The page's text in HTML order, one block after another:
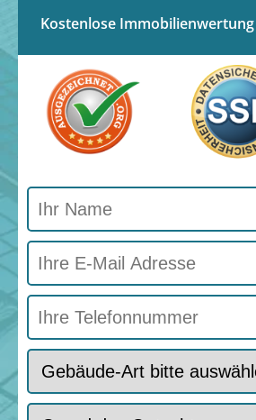
Kostenlose